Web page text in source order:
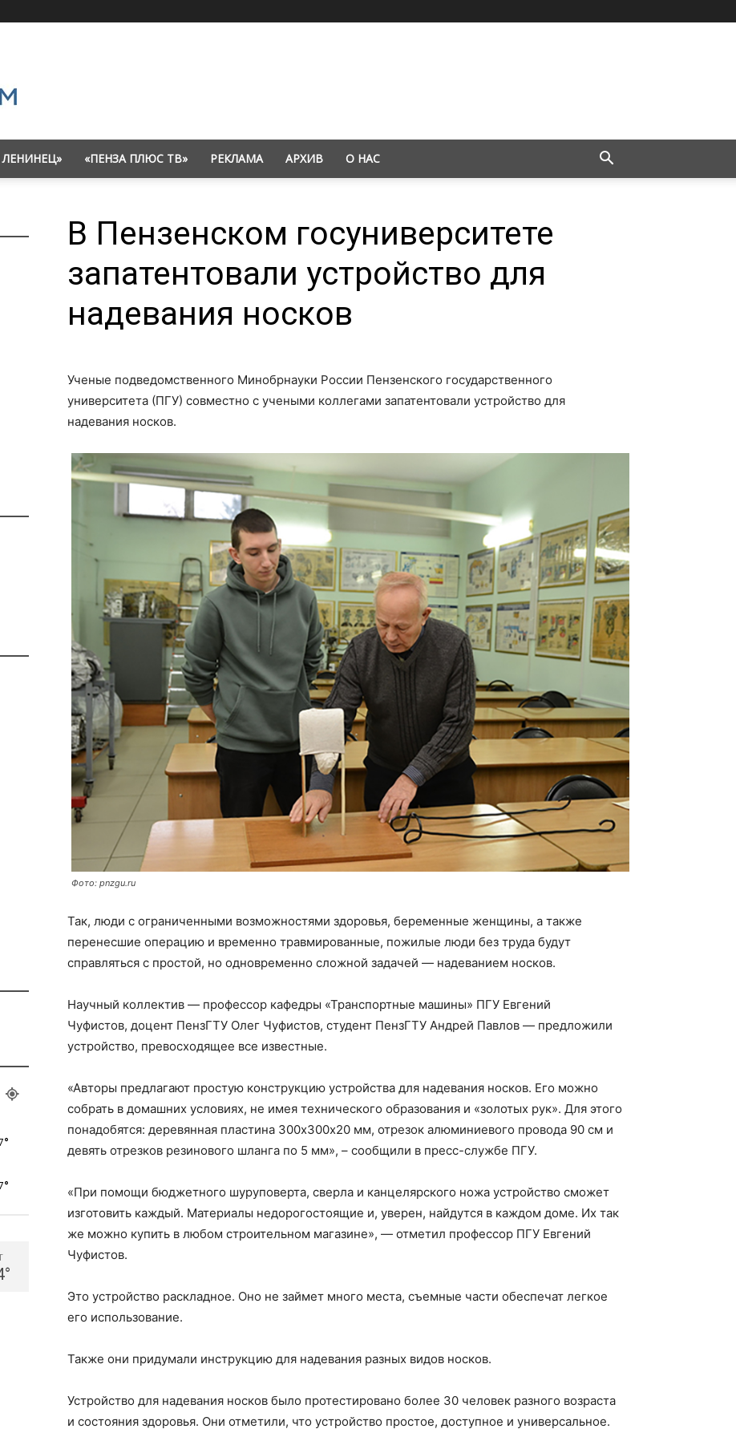
«ПЕНЗА ПЛЮС ТВ» РЕКЛАМА АРХИВ О НАС
В Пензенском госуниверситете
запатентовали устройство для
надевания носков
Ученые подведомственного Минобрнауки России Пензенского государственного
университета (ПГУ) совместно с учеными коллегами запатентовали устройство для
надевания носков.
Фото: pnzgu.ru
Так, люди с ограниченными возможностями здоровья, беременные женщины, а также
перенесшие операцию и временно травмированные, пожилые люди без труда будут
справляться с простой, но одновременно сложной задачей — надеванием носков.
Научный коллектив — профессор кафедры «Транспортные машины» ПГУ Евгений
Чуфистов, доцент ПензГТУ Олег Чуфистов, студент ПензГТУ Андрей Павлов — предложили
устройство, превосходящее все известные.
«Авторы предлагают простую конструкцию устройства для надевания носков. Его можно
собрать в домашних условиях, не имея технического образования и «золотых рук». Для этого
понадобятся: деревянная пластина 300х300х20 мм, отрезок алюминиевого провода 90 см и
девять отрезков резинового шланга по 5 мм», – сообщили в пресс-службе ПГУ.
«При помощи бюджетного шуруповерта, сверла и канцелярского ножа устройство сможет
изготовить каждый. Материалы недорогостоящие и, уверен, найдутся в каждом доме. Их так
же можно купить в любом строительном магазине», — отметил профессор ПГУ Евгений
Чуфистов.
Это устройство раскладное. Оно не займет много места, съемные части обеспечат легкое
его использование.
Также они придумали инструкцию для надевания разных видов носков.
Устройство для надевания носков было протестировано более 30 человек разного возраста
и состояния здоровья. Они отметили, что устройство простое, доступное и универсальное.
°
°
°